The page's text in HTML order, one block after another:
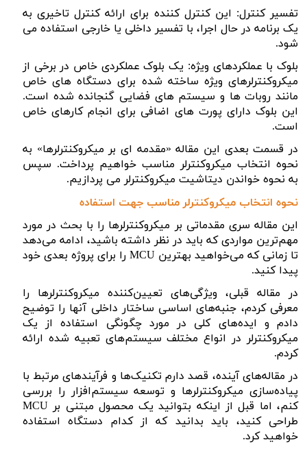
تفسیر کنترل: این کنترل کننده برای ارائه کنترل تاخیری به
یک برنامه در حال اجرا، با تفسیر داخلی یا خارجی استفاده می
شود.
بلوک با عملکردهای ویژه: یک بلوک عملکردی خاص در برخی از
میکروکنترلرهای ویژه ساخته شده برای دستگاه های خاص
مانند روبات ها و سیستم های فضایی گنجانده شده است.
این بلوک دارای پورت های اضافی برای انجام کارهای خاص
است.
در قسمت بعدی این مقاله «مقدمه ای بر میکروکنترلرها» به
نحوه انتخاب میکروکنترلر مناسب خواهیم پرداخت. سپس
به نحوه خواندن دیتاشیت میکروکنترلر می پردازیم.
نحوه انتخاب میکروکنترلر مناسب جهت استفاده
این مقاله سری مقدماتی بر میکروکنترلرها را با بحث در مورد
مهم‌ترین مواردی که باید در نظر داشته باشید، ادامه می‌دهد
تا زمانی که می‌خواهید بهترین MCU را برای پروژه بعدی خود
پیدا کنید.
در مقاله قبلی، ویژگی‌های تعیین‌کننده میکروکنترلرها را
معرفی کردم، جنبه‌های اساسی ساختار داخلی آنها را توضیح
دادم و ایده‌های کلی در مورد چگونگی استفاده از یک
میکروکنترلر در انواع مختلف سیستم‌های تعبیه شده ارائه
کردم.
در مقاله‌های آینده، قصد دارم تکنیک‌ها و فرآیندهای مرتبط با
پیاده‌سازی میکروکنترلرها و توسعه سیستم‌افزار را بررسی
کنم، اما قبل از اینکه بتوانید یک محصول مبتنی بر MCU
طراحی کنید، باید بدانید که از کدام دستگاه استفاده
خواهید کرد.